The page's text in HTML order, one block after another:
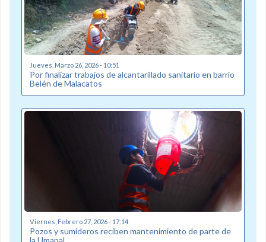
Jueves, Marzo 26, 2026 - 10:51
Por finalizar trabajos de alcantarillado sanitario en barrio
Belén de Malacatos
Viernes, Febrero 27, 2026 - 17:14
Pozos y sumideros reciben mantenimiento de parte de
la Umapal